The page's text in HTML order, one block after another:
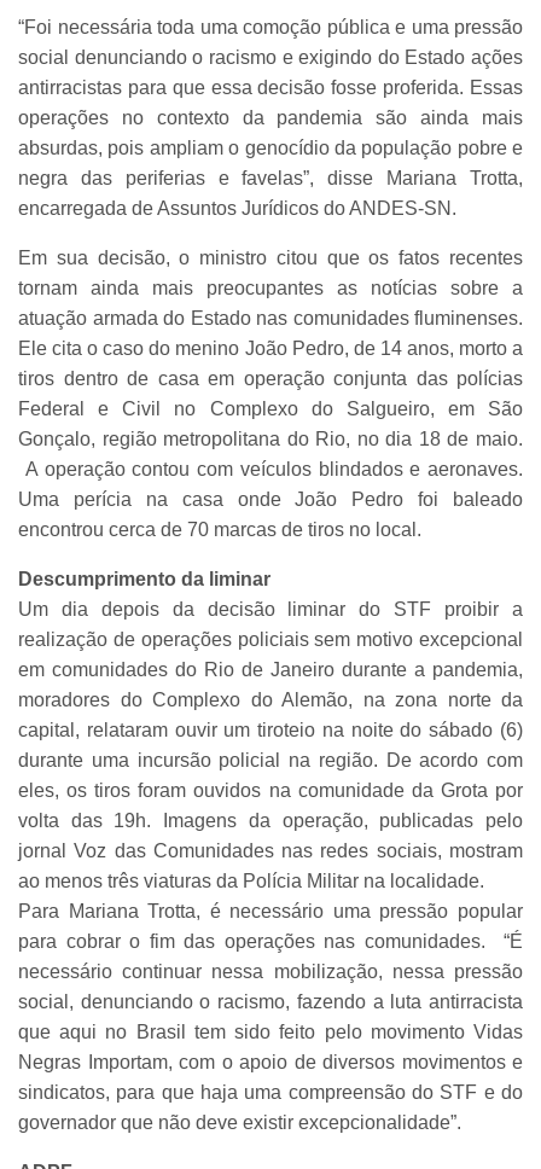
“Foi necessária toda uma comoção pública e uma pressão
social denunciando o racismo e exigindo do Estado ações
antirracistas para que essa decisão fosse proferida. Essas
operações no contexto da pandemia são ainda mais
absurdas, pois ampliam o genocídio da população pobre e
negra das periferias e favelas”, disse Mariana Trotta,
encarregada de Assuntos Jurídicos do ANDES-SN.
Em sua decisão, o ministro citou que os fatos recentes
tornam ainda mais preocupantes as notícias sobre a
atuação armada do Estado nas comunidades fluminenses.
Ele cita o caso do menino João Pedro, de 14 anos, morto a
tiros dentro de casa em operação conjunta das polícias
Federal e Civil no Complexo do Salgueiro, em São
Gonçalo, região metropolitana do Rio, no dia 18 de maio.
A operação contou com veículos blindados e aeronaves.
Uma perícia na casa onde João Pedro foi baleado
encontrou cerca de 70 marcas de tiros no local.
Descumprimento da liminar
Um dia depois da decisão liminar do STF proibir a
realização de operações policiais sem motivo excepcional
em comunidades do Rio de Janeiro durante a pandemia,
moradores do Complexo do Alemão, na zona norte da
capital, relataram ouvir um tiroteio na noite do sábado (6)
durante uma incursão policial na região. De acordo com
eles, os tiros foram ouvidos na comunidade da Grota por
volta das 19h. Imagens da operação, publicadas pelo
jornal Voz das Comunidades nas redes sociais, mostram
ao menos três viaturas da Polícia Militar na localidade.
Para Mariana Trotta, é necessário uma pressão popular
para cobrar o fim das operações nas comunidades. “É
necessário continuar nessa mobilização, nessa pressão
social, denunciando o racismo, fazendo a luta antirracista
que aqui no Brasil tem sido feito pelo movimento Vidas
Negras Importam, com o apoio de diversos movimentos e
sindicatos, para que haja uma compreensão do STF e do
governador que não deve existir excepcionalidade”.